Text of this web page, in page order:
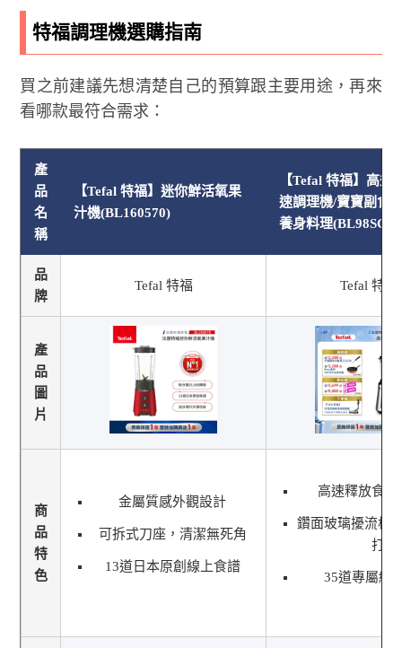
特福調理機選購指南
買之前建議先想清楚自己的預算跟主要用途，再來
看哪款最符合需求：
產
品
名
稱
【Tefal 特福】迷你鮮活氧果
汁機(BL160570)
【Tefal 特福】高效
速調理機/寶寶副食
養身料理
品
牌
Tefal 特福 Tefal 特福
產
品
圖
片
商
品
特
色
金屬質感外觀設計
可拆式刀座，清潔無死角
13道日本原創線上食譜
高速釋放食物
鑽面玻璃擾流杯
打
35道專屬線